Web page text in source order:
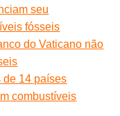
seu
fósseis
do Vaticano não
de 14 países
combustíveis